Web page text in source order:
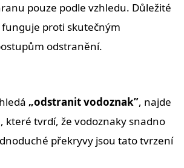
pouze podle vzhledu. Důležité
funguje proti skutečným
odstranění.
„odstranit vodoznak”, najde
které tvrdí, že vodoznaky snadno
překryvy jsou tato tvrzení